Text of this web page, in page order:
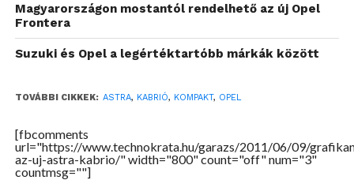
Magyarországon mostantól rendelhető az új Opel
Frontera
Suzuki és Opel a legértéktartóbb márkák között
TOVÁBBI CIKKEK: ASTRA, KABRIÓ, KOMPAKT, OPEL
[fbcomments
url="https://www.technokrata.hu/garazs/2011/06/09/
az-uj-astra-kabrio/" width="800" count="off" num="3"
countmsg=""]